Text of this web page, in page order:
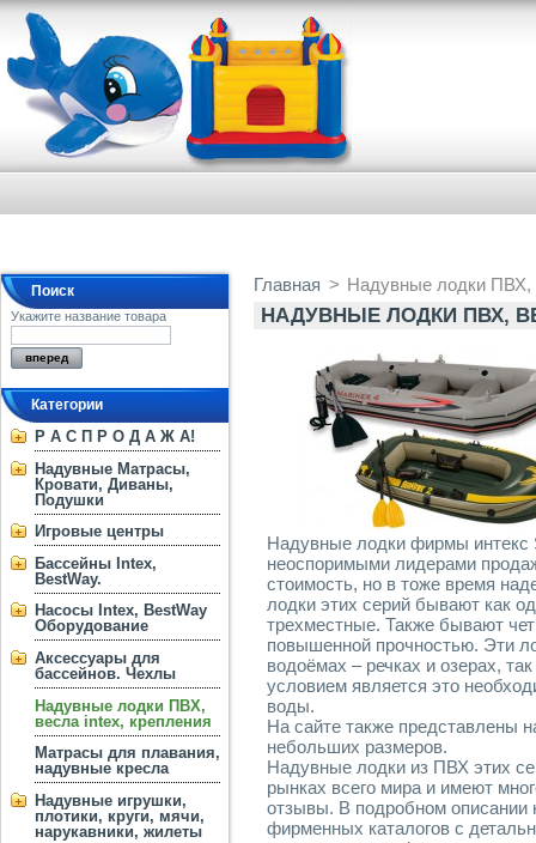
Поиск
Укажите название товара
Категории
Р А С П Р О Д А Ж А!
Надувные Матрасы,
Кровати, Диваны,
Подушки
Игровые центры
Бассейны Intex,
BestWay.
Насосы Intex, BestWay
Оборудование
Аксессуары для
бассейнов. Чехлы
Надувные лодки ПВХ,
весла intex, крепления
Матрасы для плавания,
надувные кресла
Надувные игрушки,
плотики, круги, мячи,
нарукавники, жилеты
Главная > Надувные лодки ПВХ,
НАДУВНЫЕ ЛОДКИ ПВХ,
Надувные лодки фирмы интекс
неоспоримыми лидерами
стоимость, но в тоже время
лодки этих серий бывают как
трехместные. Также бывают
повышенной прочностью. Эти
водоёмах – речках и озерах,
условием является это
воды.
На сайте также представлены
небольших размеров.
Надувные лодки из ПВХ этих
рынках всего мира и имеют
отзывы. В подробном описании
фирменных каталогов с